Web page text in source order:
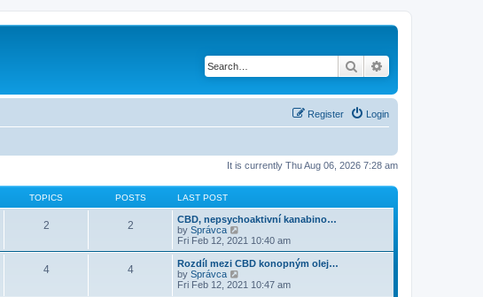
Search
Login
Register
It is currently Thu Aug 06, 2026 7:28 am
TOPICS POSTS LAST POST
2 2
CBD, nepsychoaktivní kanabino…
by Správca
i
e
w
h
Fri Feb 12, 2021 10:40 am
4 4
Rozdíl mezi CBD konopným olej…
by Správca
i
Fri Feb 12, 2021 10:47 am